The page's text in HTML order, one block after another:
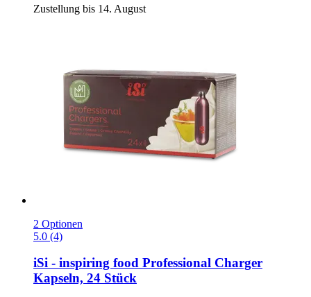
Zustellung bis 14. August
2 Optionen
5.0 (4)
iSi - inspiring food Professional Charger
Kapseln, 24 Stück